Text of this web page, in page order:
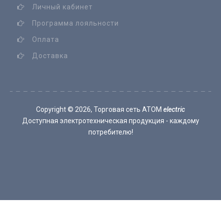
Личный кабинет
Программа лояльности
Оплата
Доставка
Copyright © 2026, Торговая сеть ATOM electric
Доступная электротехническая продукция - каждому
потребителю!